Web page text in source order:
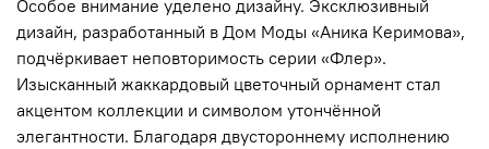
Особое внимание уделено дизайну. Эксклюзивный
дизайн, разработанный в Дом Моды «Аника Керимова»,
подчёркивает неповторимость серии «Флер».
Изысканный жаккардовый цветочный орнамент стал
акцентом коллекции и символом утончённой
элегантности. Благодаря двустороннему исполнению